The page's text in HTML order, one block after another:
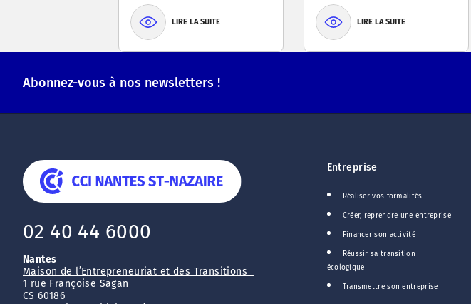
LIRE LA SUITE LIRE LA SUITE
Abonnez-vous à nos newsletters !
02 40 44 6000
Nantes
Maison de l’Entrepreneuriat et des Transitions
1 rue Françoise Sagan
CS 60186
Entreprise
Réaliser vos formalités
Créer, reprendre une entreprise
Financer son activité
Réussir sa transition
écologique
Transmettre son entreprise